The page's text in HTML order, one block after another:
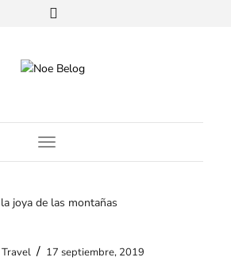
Toggle Navigation
Travel / 17 septiembre, 2019